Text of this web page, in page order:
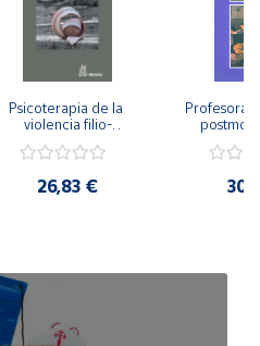
Psicoterapia de la
violencia filio-
secreto y la
26,83 €